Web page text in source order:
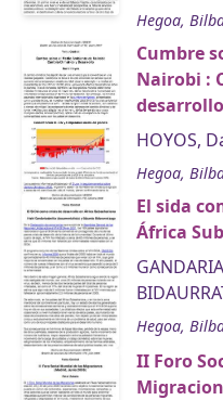
Hegoa,
Cumbre
Nairobi :
desarrollo
HOYOS,
Hegoa,
El sida
África
Hegoa,
II Foro